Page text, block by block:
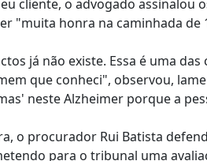
cliente, o advogado assinalou
"muita honra na caminhada de
já não existe. Essa é uma
que conheci", observou,
neste Alzheimer porque a
o procurador Rui Batista
para o tribunal uma